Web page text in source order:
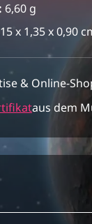
6,60 g
x 1,35 x 0,90
& Online-
aus dem